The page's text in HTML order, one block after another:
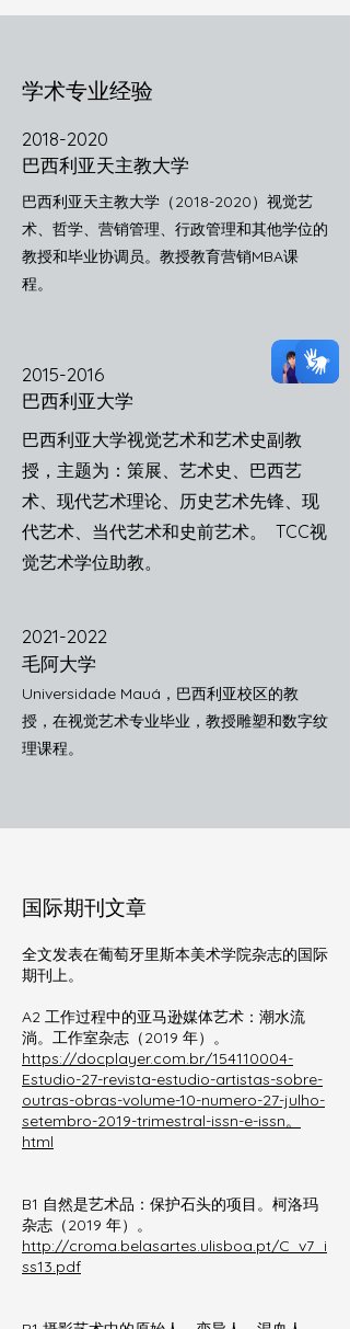
学术专业经验
2018-2020
巴西利亚天主教大学
巴西利亚天主教大学（2018-2020）视觉艺
术、哲学、营销管理、行政管理和其他学位的
教授和毕业协调员。教授教育营销MBA课
程。
2015-2016
巴西利亚大学
巴西利亚大学视觉艺术和艺术史副教
授，主题为：策展、艺术史、巴西艺
术、现代艺术理论、历史艺术先锋、现
代艺术、当代艺术和史前艺术。 TCC视
觉艺术学位助教。
2021-2022
毛阿大学
Universidade Mauá，巴西利亚校区的教
授，在视觉艺术专业毕业，教授雕塑和数字纹
理课程。
国际期刊文章
全文发表在葡萄牙里斯本美术学院杂志的国际
期刊上。
A2 工作过程中的亚马逊媒体艺术：潮水流
淌。工作室杂志（2019 年）。
https://docplayer.com.br/154110004-
Estudio-27-revista-estudio-artistas-sobre-
outras-obras-volume-10-numero-27-julho-
setembro-2019-trimestral-issn-e-issn。
html
B1 自然是艺术品：保护石头的项目。柯洛玛
杂志（2019 年）。
http://croma.belasartes.ulisboa.pt/C_v7_i
ss13.pdf